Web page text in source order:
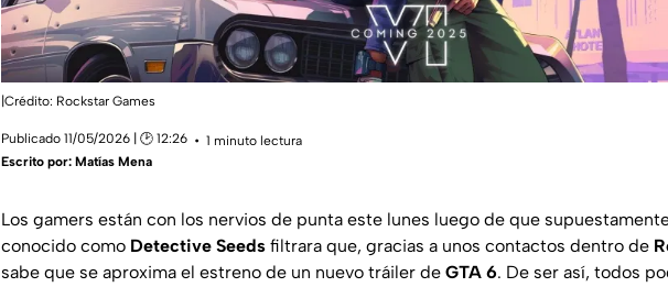
|Crédito: Rockstar Games
Publicado 11/05/2026 | 🕑 12:26
1 minuto lectura
Escrito por: Matías Mena
Los gamers están con los nervios de punta este lunes luego de que
conocido como Detective Seeds filtrara que, gracias a unos contactos dentro de
sabe que se aproxima el estreno de un nuevo tráiler de GTA 6. De ser así, todos